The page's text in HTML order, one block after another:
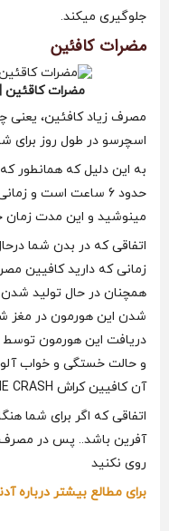
جلوگیری میکند.
مضرات کافئین
مضرات کاقئین
اسچرسو در طول روز برای
به این دلیل که همانطور که
مینوشید و این مدت زمان
اتفاقی که در بدن شما
زمانی که دارید کافیین
همچنان در حال تولید
شدن این هورمون در مغز
دریافت این هورمون
و حالت خستگی و خواب
آن کافیین کراش CAFFEINE CRASH گفته میشود.
اتفاقی که اگر برای شما
آفرین باشد.. پس در مصرف
روی نکنید
برای مطالع بیشتر درباره